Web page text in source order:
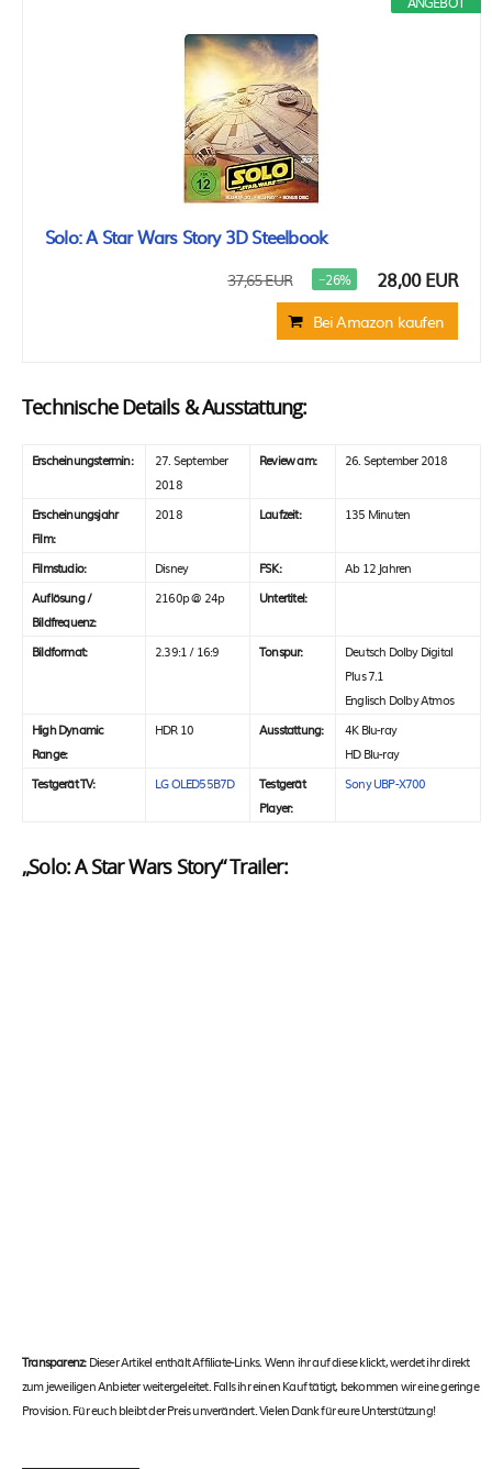
Solo: A Star Wars Story 3D Steelbook
37,65 EUR −26% 28,00 EUR
Bei Amazon kaufen
Technische Details & Ausstattung:
Erscheinungstermin:
27. September
2018
Review am: 26. September 2018
Erscheinungsjahr
Film:
2018 Laufzeit: 135 Minuten
Filmstudio: Disney FSK:
Ab 12 Jahren
Auflösung /
Bildfrequenz:
2160p @ 24p Untertitel:
Bildformat: 2.39:1 / 16:9 Tonspur:
Deutsch Dolby Digital
Plus 7.1
Englisch Dolby Atmos
High Dynamic
Range:
HDR 10 Ausstattung:
4K Blu-ray
HD Blu-ray
Testgerät TV:
LG OLED55B7D
Testgerät
Player:
Sony UBP-X700
„Solo: A Star Wars Story“ Trailer:
Transparenz:Dieser Artikel enthält Affiliate-Links. Wenn ihr auf diese klickt, werdet ihr direkt
zum jeweiligen Anbieter weitergeleitet. Falls ihr einen Kauf tätigt, bekommen wir eine geringe
Provision. Für euch bleibt der Preis unverändert. Vielen Dank für eure Unterstützung!